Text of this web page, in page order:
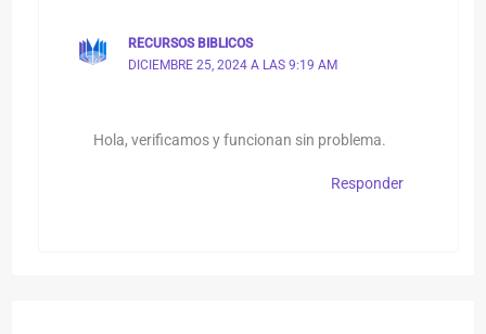
RECURSOS BIBLICOS
DICIEMBRE 25, 2024 A LAS 9:19 AM
Hola, verificamos y funcionan sin problema.
Responder